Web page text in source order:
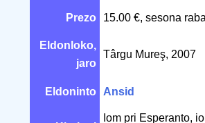
Prezo 15.00 €, sesona
Eldonloko,
jaro
Târgu Mureş, 2007
Eldoninto Ansid
Iom pri Esperanto,